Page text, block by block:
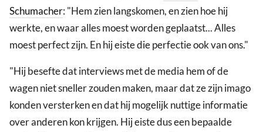
Schumacher: "Hem zien langskomen, en zien hoe hij
werkte, en waar alles moest worden geplaatst... Alles
moest perfect zijn. En hij eiste die perfectie ook van ons."
"Hij besefte dat interviews met de media hem of de
wagen niet sneller zouden maken, maar dat ze zijn imago
konden versterken en dat hij mogelijk nuttige informatie
over anderen kon krijgen. Hij eiste dus een bepaalde